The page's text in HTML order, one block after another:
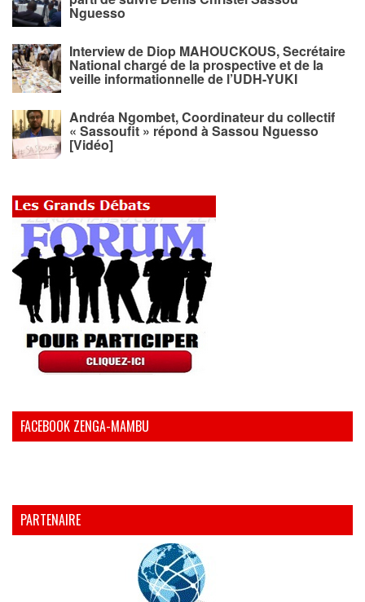
Nguesso
Interview de Diop MAHOUCKOUS, Secrétaire
National chargé de la prospective et de la
veille informationnelle de l’UDH-YUKI
Andréa Ngombet, Coordinateur du collectif
« Sassoufit » répond à Sassou Nguesso
[Vidéo]
FACEBOOK ZENGA-MAMBU
PARTENAIRE